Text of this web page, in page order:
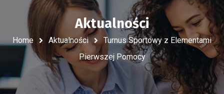
Aktualności
Home Aktualności
Turnus Sportowy z Elementami
Pierwszej Pomocy